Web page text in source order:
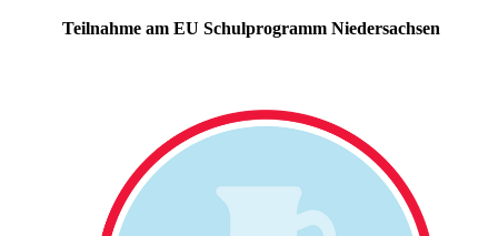
Teilnahme am EU Schulprogramm Niedersachsen